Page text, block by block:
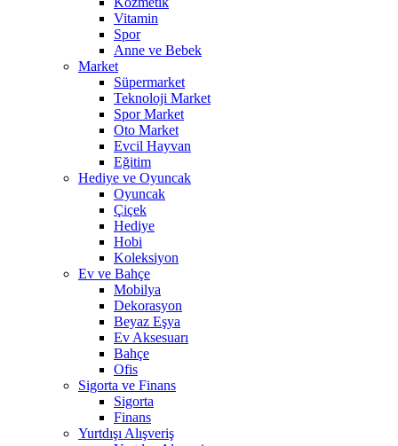
Vitamin
Spor
Anne ve Bebek
Market
Süpermarket
Teknoloji Market
Spor Market
Oto Market
Evcil Hayvan
Eğitim
Hediye ve Oyuncak
Oyuncak
Çiçek
Hediye
Hobi
Koleksiyon
Ev ve Bahçe
Mobilya
Dekorasyon
Beyaz Eşya
Ev Aksesuarı
Bahçe
Ofis
Sigorta ve Finans
Sigorta
Finans
Yurtdışı Alışveriş